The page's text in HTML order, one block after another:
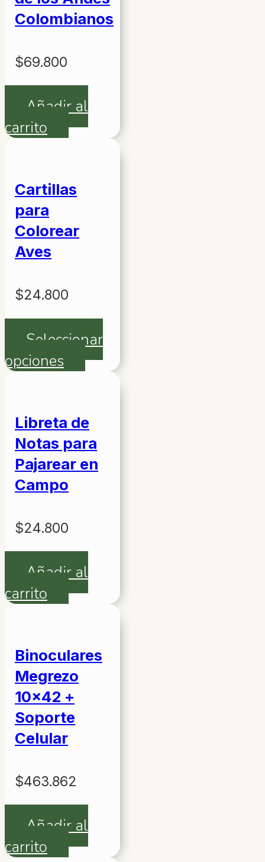
Colombianos
$69.800
Añadir al
carrito
Cartillas
para
Colorear
Aves
$24.800
Seleccionar
opciones
Este
producto
múltiples
variantes.
Las
en
página
producto
Libreta de
Notas para
Pajarear en
Campo
$24.800
Añadir al
carrito
Binoculares
Megrezo
10×42 +
Soporte
Celular
$463.862
Añadir al
carrito